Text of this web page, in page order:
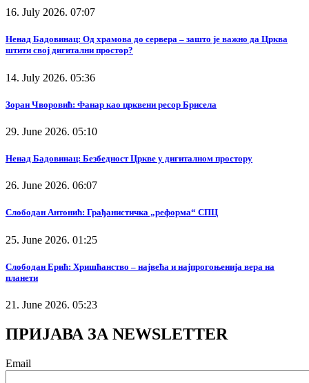
16. July 2026. 07:07
Ненад Бадовинац: Од храмова до сервера – зашто је важно да Црква
штити свој дигитални простор?
14. July 2026. 05:36
Зоран Чворовић: Фанар као црквени ресор Брисела
29. June 2026. 05:10
Ненад Бадовинац: Безбедност Цркве у дигиталном простору
26. June 2026. 06:07
Слободан Антонић: Грађанистичка „реформа“ СПЦ
25. June 2026. 01:25
Слободан Ерић: Хришћанство – највећа и најпрогоњенија вера на
планети
21. June 2026. 05:23
ПРИЈАВА ЗА NEWSLETTER
Email